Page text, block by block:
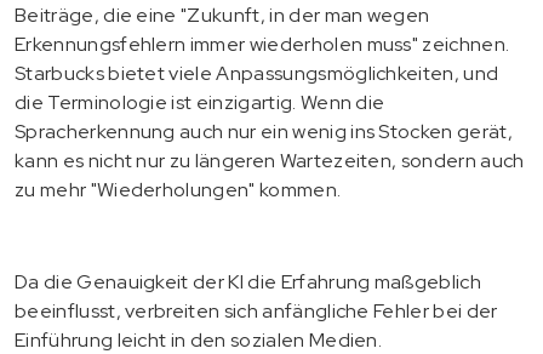
Beiträge, die eine "Zukunft, in der man wegen
Erkennungsfehlern immer wiederholen muss" zeichnen.
Starbucks bietet viele Anpassungsmöglichkeiten, und
die Terminologie ist einzigartig. Wenn die
Spracherkennung auch nur ein wenig ins Stocken gerät,
kann es nicht nur zu längeren Wartezeiten, sondern auch
zu mehr "Wiederholungen" kommen.
Da die Genauigkeit der KI die Erfahrung maßgeblich
beeinflusst, verbreiten sich anfängliche Fehler bei der
Einführung leicht in den sozialen Medien.